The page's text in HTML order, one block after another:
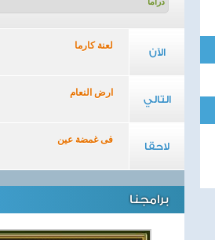
الآن
لعنة كارما
التالي
ارض النعام
لاحقا
فى غمضة عين
برامجنا